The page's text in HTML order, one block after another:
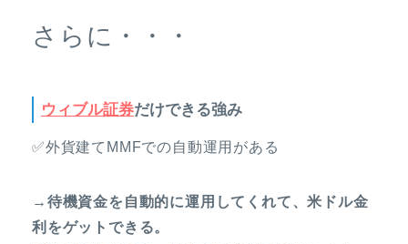
さらに・・・
ウィブル証券だけできる強み
✅外貨建てMMFでの自動運用がある
→待機資金を自動的に運用してくれて、米ドル金
利をゲットできる。